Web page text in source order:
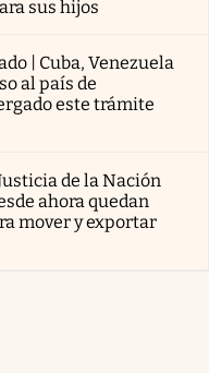
sus hijos
| Cuba, Venezuela
al país de
este trámite
de la Nación
ahora quedan
mover y exportar